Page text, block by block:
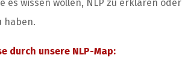
es wissen wollen, NLP zu erklären oder
haben.
durch unsere NLP-Map: